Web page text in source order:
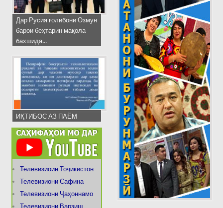
Дар Русия ғолибони Озмун
барои беҳтарин мақола
бахшида...
ИҚТИБОС АЗ ПАЁМ
Телевизиоин Тоҷикистон
Телевизиони Сафина
Телевизиони Ҷаҳоннамо
Телевизиони Варзиш